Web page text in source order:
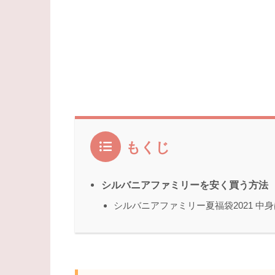
もくじ
シルバニアファミリーを安く買う方法
シルバニアファミリー夏福袋2021 中身